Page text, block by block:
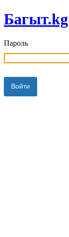
Багыт.kg
Пароль